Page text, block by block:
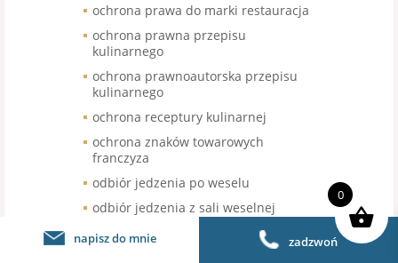
ochrona prawa do marki restauracja
ochrona prawna przepisu
kulinarnego
ochrona prawnoautorska przepisu
kulinarnego
ochrona receptury kulinarnej
ochrona znaków towarowych
franczyza
odbiór jedzenia po weselu
odbiór jedzenia z sali weselnej
odbiór nieskonsumowanego jedzenia
po weselu
napisz do mnie zadzwoń
0